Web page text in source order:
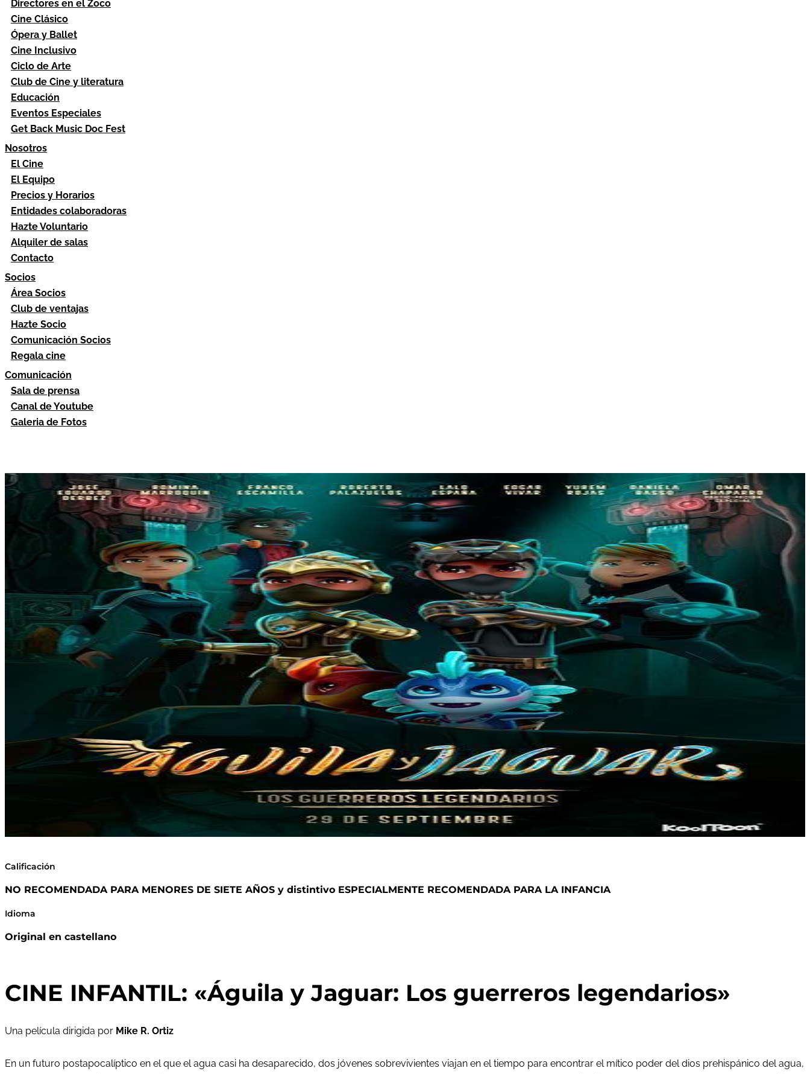
Directores en el Zoco
Cine Clásico
Ópera y Ballet
Cine Inclusivo
Ciclo de Arte
Club de Cine y literatura
Educación
Eventos Especiales
Get Back Music Doc Fest
Nosotros
El Cine
El Equipo
Precios y Horarios
Entidades colaboradoras
Hazte Voluntario
Alquiler de salas
Contacto
Socios
Área Socios
Club de ventajas
Hazte Socio
Comunicación Socios
Regala cine
Comunicación
Sala de prensa
Canal de Youtube
Galeria de Fotos
Calificación
NO RECOMENDADA PARA MENORES DE SIETE AÑOS y distintivo ESPECIALMENTE RECOMENDADA PARA LA INFANCIA
Idioma
Original en castellano
CINE INFANTIL: «Águila y Jaguar: Los guerreros legendarios»
Una película dirigida por Mike R. Ortiz
En un futuro postapocalíptico en el que el agua casi ha desaparecido, dos jóvenes sobrevivientes viajan en el tiempo para encontrar el mítico poder del dios prehispánico del agua,